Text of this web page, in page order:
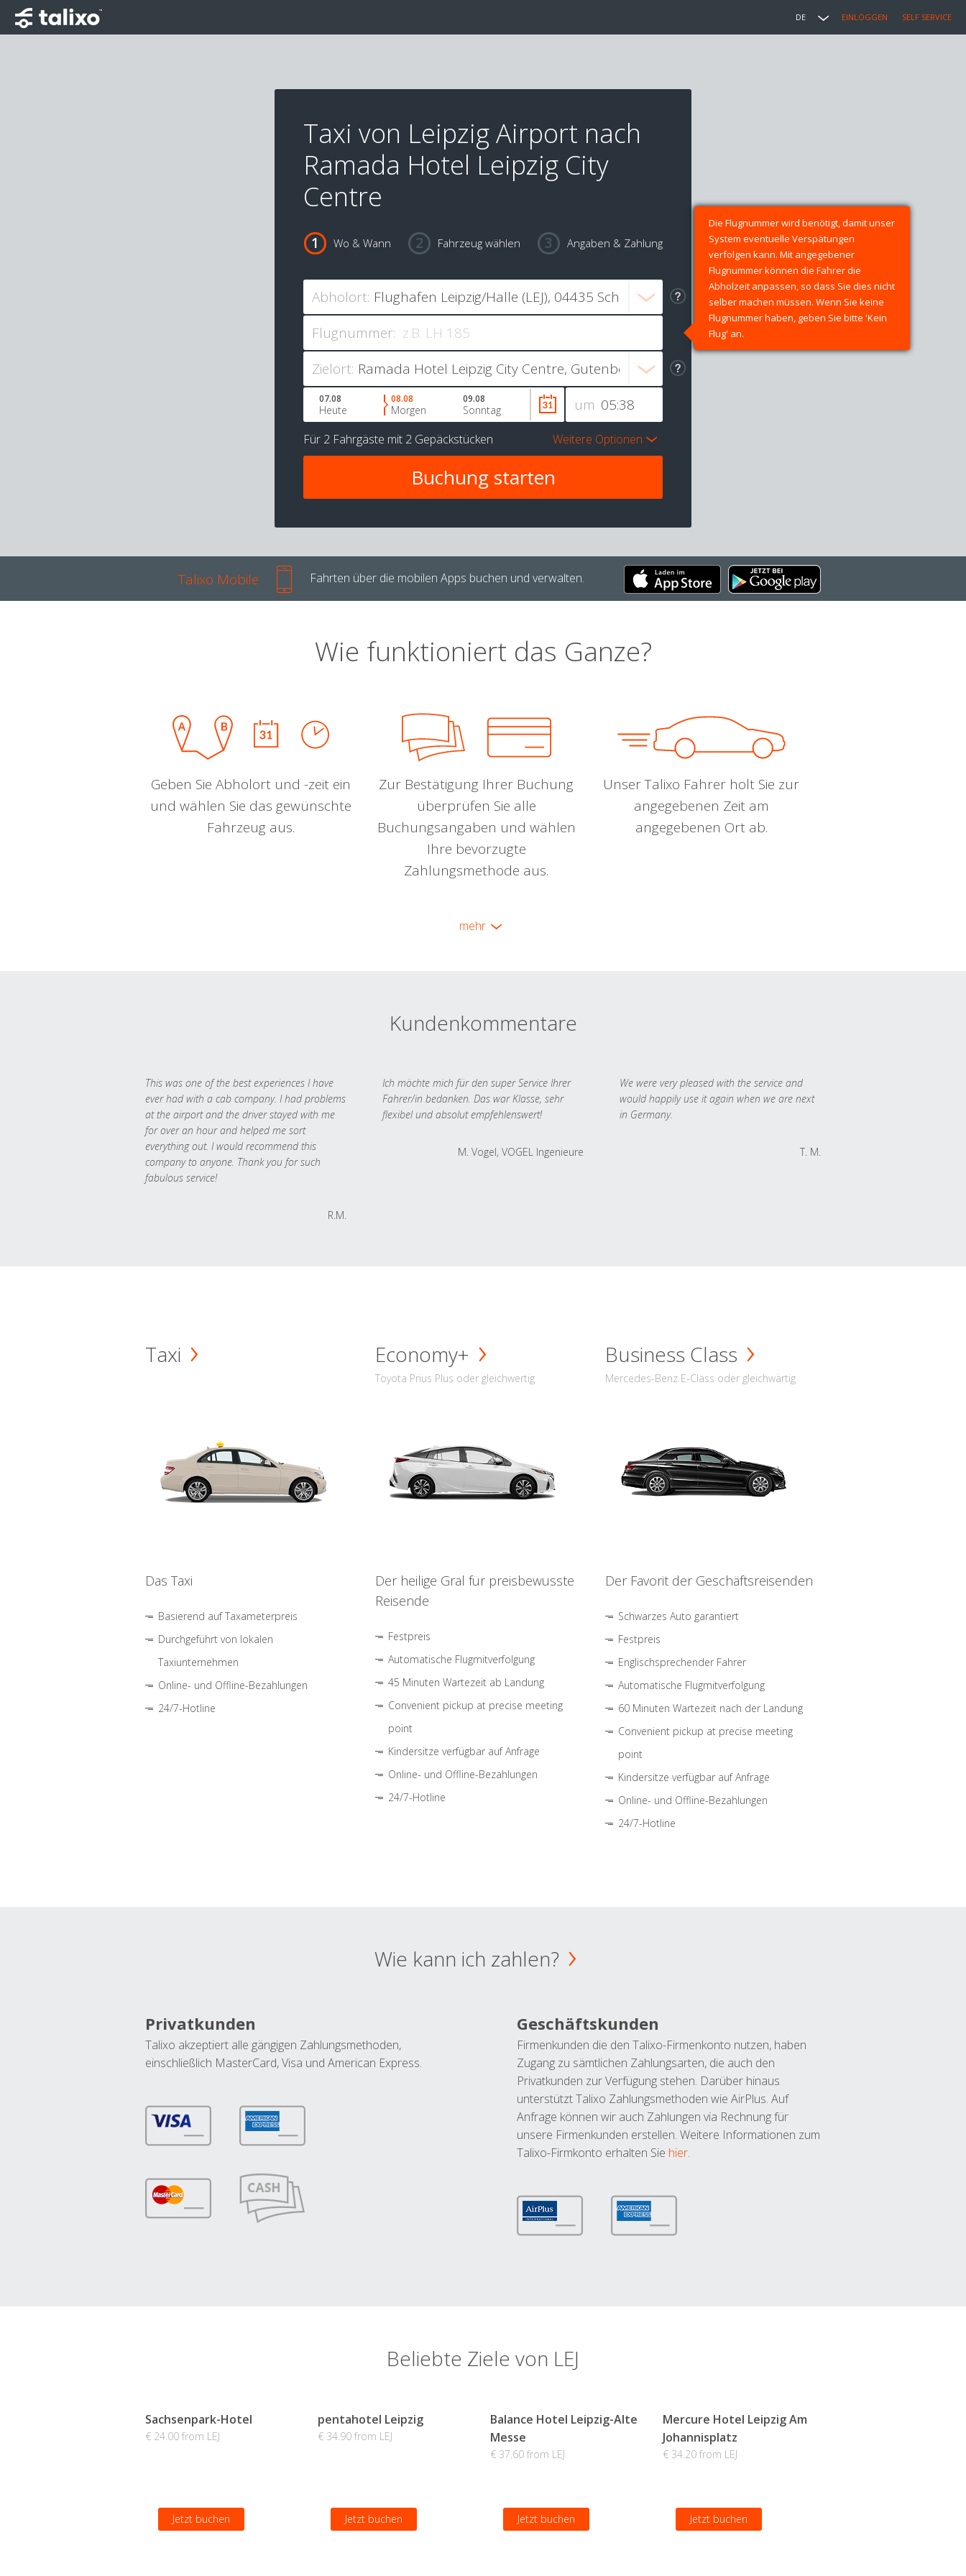
DE EINLOGGEN SELF SERVICE
Taxi von Leipzig Airport nach
Ramada Hotel Leipzig City
Centre
Wo & Wann Fahrzeug wählen Angaben & Zahlung
Abholort:
Flugnummer:
Die Flugnummer wird benötigt, damit unser
System eventuelle Verspätungen
verfolgen kann. Mit angegebener
Flugnummer können die Fahrer die
Abholzeit anpassen, so dass Sie dies nicht
selber machen müssen. Wenn Sie keine
Flugnummer haben, geben Sie bitte 'Kein
Flug' an.
Zielort:
um
07.08
Heute
08.08
Morgen
09.08
Sonntag
Für 2 Fahrgäste mit 2 Gepäckstücken Weitere Optionen
Talixo Mobile Fahrten über die mobilen Apps buchen und verwalten.
Wie funktioniert das Ganze?
Geben Sie Abholort und -zeit ein
und wählen Sie das gewünschte
Fahrzeug aus.
Zur Bestätigung Ihrer Buchung
überprüfen Sie alle
Buchungsangaben und wählen
Ihre bevorzugte
Zahlungsmethode aus.
Unser Talixo Fahrer holt Sie zur
angegebenen Zeit am
angegebenen Ort ab.
mehr
Kundenkommentare
This was one of the best experiences I have
ever had with a cab company. I had problems
at the airport and the driver stayed with me
for over an hour and helped me sort
everything out. I would recommend this
company to anyone. Thank you for such
fabulous service!
R.M.
Ich möchte mich für den super Service Ihrer
Fahrer/in bedanken. Das war Klasse, sehr
flexibel und absolut empfehlenswert!
M. Vogel, VOGEL Ingenieure
We were very pleased with the service and
would happily use it again when we are next
in Germany.
T. M.
Taxi
Das Taxi
Basierend auf Taxameterpreis
Durchgeführt von lokalen
Taxiunternehmen
Online- und Offline-Bezahlungen
24/7-Hotline
Economy+
Toyota Prius Plus oder gleichwertig
Der heilige Gral für preisbewusste
Reisende
Festpreis
Automatische Flugmitverfolgung
45 Minuten Wartezeit ab Landung
Convenient pickup at precise meeting
point
Kindersitze verfügbar auf Anfrage
Online- und Offline-Bezahlungen
24/7-Hotline
Business Class
Mercedes-Benz E-Class oder gleichwärtig
Der Favorit der Geschäftsreisenden
Schwarzes Auto garantiert
Festpreis
Englischsprechender Fahrer
Automatische Flugmitverfolgung
60 Minuten Wartezeit nach der Landung
Convenient pickup at precise meeting
point
Kindersitze verfügbar auf Anfrage
Online- und Offline-Bezahlungen
24/7-Hotline
Wie kann ich zahlen?
Privatkunden
Talixo akzeptiert alle gängigen Zahlungsmethoden,
einschließlich MasterCard, Visa und American Express.
Geschäftskunden
Firmenkunden die den Talixo-Firmenkonto nutzen, haben
Zugang zu sämtlichen Zahlungsarten, die auch den
Privatkunden zur Verfügung stehen. Darüber hinaus
unterstützt Talixo Zahlungsmethoden wie AirPlus. Auf
Anfrage können wir auch Zahlungen via Rechnung für
unsere Firmenkunden erstellen. Weitere Informationen zum
Talixo-Firmkonto erhalten Sie hier.
Beliebte Ziele von LEJ
Sachsenpark-Hotel
€ 24.00 from LEJ
Jetzt buchen
pentahotel Leipzig
€ 34.90 from LEJ
Jetzt buchen
Balance Hotel Leipzig-Alte
Messe
€ 37.60 from LEJ
Jetzt buchen
Mercure Hotel Leipzig Am
Johannisplatz
€ 34.20 from LEJ
Jetzt buchen